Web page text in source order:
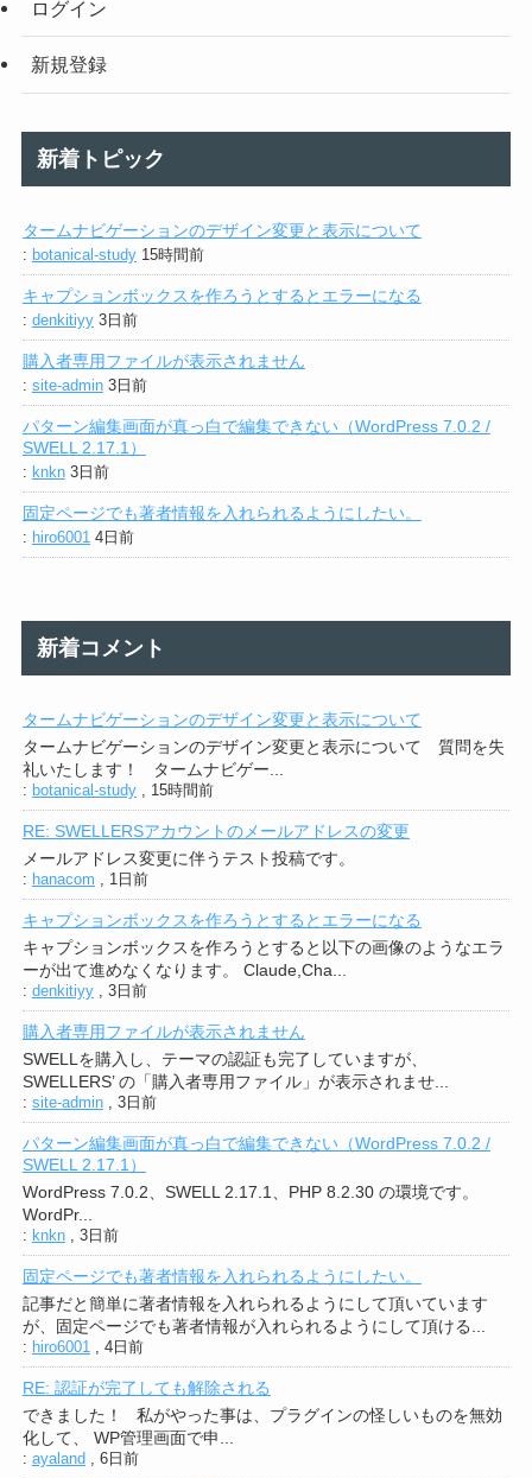
ログイン
新規登録
新着トピック
タームナビゲーションのデザイン変更と表示について
: botanical-study 15時間前
キャプションボックスを作ろうとするとエラーになる
: denkitiyy 3日前
購入者専用ファイルが表示されません
: site-admin 3日前
パターン編集画面が真っ白で編集できない（WordPress 7.0.2 /
SWELL 2.17.1）
: knkn 3日前
固定ページでも著者情報を入れられるようにしたい。
: hiro6001 4日前
新着コメント
タームナビゲーションのデザイン変更と表示について
タームナビゲーションのデザイン変更と表示について 質問を失
礼いたします！ タームナビゲー...
: botanical-study, 15時間前
RE: SWELLERSアカウントのメールアドレスの変更
メールアドレス変更に伴うテスト投稿です。
: hanacom , 1日前
キャプションボックスを作ろうとするとエラーになる
キャプションボックスを作ろうとすると以下の画像のようなエラ
ーが出て進めなくなります。 Claude,Cha...
: denkitiyy, 3日前
購入者専用ファイルが表示されません
SWELLを購入し、テーマの認証も完了していますが、
SWELLERS’ の「購入者専用ファイル」が表示されませ...
: site-admin, 3日前
パターン編集画面が真っ白で編集できない（WordPress 7.0.2 /
SWELL 2.17.1）
WordPress 7.0.2、SWELL 2.17.1、PHP 8.2.30 の環境です。
WordPr...
: knkn, 3日前
固定ページでも著者情報を入れられるようにしたい。
記事だと簡単に著者情報を入れられるようにして頂いています
が、固定ページでも著者情報が入れられるようにして頂ける...
: hiro6001, 4日前
RE: 認証が完了しても解除される
できました！ 私がやった事は、プラグインの怪しいものを無効
化して、 WP管理画面で申...
: ayaland , 6日前